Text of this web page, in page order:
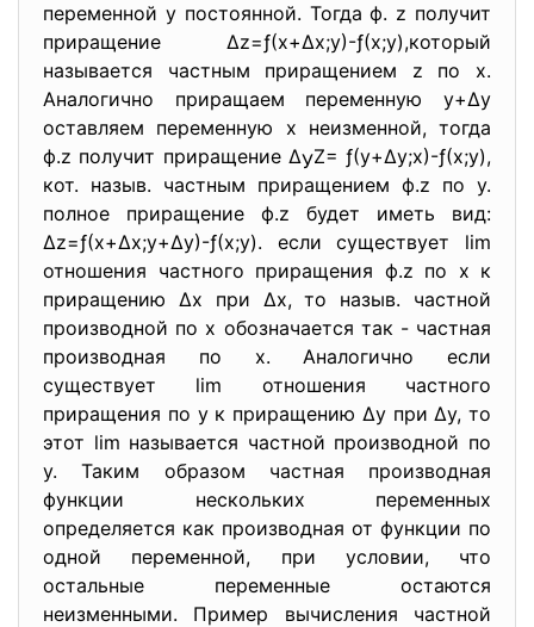
переменной у постоянной. Тогда ф. z получит
приращение ∆z=ƒ(х+∆х;у)-ƒ(х;у),который
называется частным приращением z по х.
Аналогично приращаем переменную у+∆у
оставляем переменную х неизменной, тогда
ф.z получит приращение ∆УZ= ƒ(у+∆у;х)-ƒ(х;у),
кот. назыв. частным приращением ф.z по у.
полное приращение ф.z будет иметь вид:
∆z=ƒ(х+∆х;у+∆у)-ƒ(х;у). если существует lim
отношения частного приращения ф.z по х к
приращению ∆х при ∆х, то назыв. частной
производной по х обозначается так - частная
производная по х. Аналогично если
существует lim отношения частного
приращения по у к приращению ∆у при ∆у, то
этот lim называется частной производной по
у. Таким образом частная производная
функции нескольких переменных
определяется как производная от функции по
одной переменной, при условии, что
остальные переменные остаются
неизменными. Пример вычисления частной